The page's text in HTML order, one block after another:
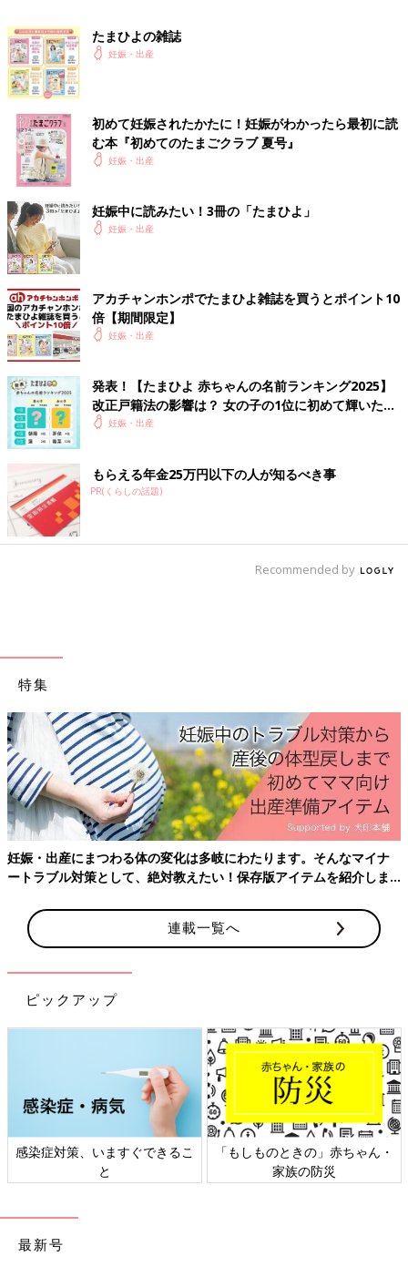
そのままその名前にしました。
【こだわりポイント】
呼んだときに、かわいらしい響きとなることを重視しました。
【エピソード】
かわいい名前だと評判です。
生まれてくるまで、いろいろ名前を悩むと思いますが、結局どん
な名前でも生まれてくる子供のかわいさは変わりません。その子
のことを考えて選んだ名前がベストだと思いますよ。
※名づけ体験談はすべて、「ウィメンズパーク」みんなの名づけ
の投稿からの抜粋です。
【子】を使った赤ちゃんの名前99例
代表的な読みを紹介しています。
莉子（りこ)
桜子（さくらこ)
璃子（りこ)
菜々子（ななこ)
桃子（ももこ)
茉子（まこ)
琴子（ことこ)
結子（ゆいこ・ゆうこ）
稀子（きこ)
日奈子（ひなこ)
華子（かこ・はなこ）
凛子（りこ・りんこ）
陽奈子（ひなこ)
真子（まこ)
凜子（りこ・りんこ）
杏子（あこ)
柚子（ゆず)
芽衣子（めいこ)
理子（りこ)
楓子（ふうこ)
眞子（まこ)
絢子（あやこ)
菜七子（ななこ)
結衣子（ゆいこ)
佳子（かこ)
和子（わこ)
十和子（とわこ)
咲子（えこ)
百合子（ゆりこ)
珠子（みこ・たまこ）
晴子（はるこ)
たまひよの雑誌
妊娠・出産
初めて妊娠されたかたに！妊娠がわかったら最初に読
む本『初めてのたまごクラブ 夏号』
妊娠・出産
妊娠中に読みたい！3冊の「たまひよ」
妊娠・出産
アカチャンホンポでたまひよ雑誌を買うとポイント10
倍【期間限定】
妊娠・出産
発表！【たまひよ 赤ちゃんの名前ランキング2025】
改正戸籍法の影響は？ 女の子の1位に初めて輝いた名
前に納得？！
妊娠・出産
もらえる年金25万円以下の人が知るべき事
PR(くらしの話題)
Recommended by
特集
妊娠・出産にまつわる体の変化は多岐にわたります。そんなマイナ
ートラブル対策として、絶対教えたい！保存版アイテムを紹介しま
連載一覧へ
ピックアップ
感染症対策、いますぐできるこ
と
「もしものときの」赤ちゃん・
家族の防災
最新号